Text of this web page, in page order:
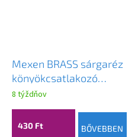
Mexen BRASS sárgaréz
könyökcsatlakozó
tömlőhöz 10 x 10 mm -
W97431-1010
8 týždňov
430 Ft BŐVEBBEN